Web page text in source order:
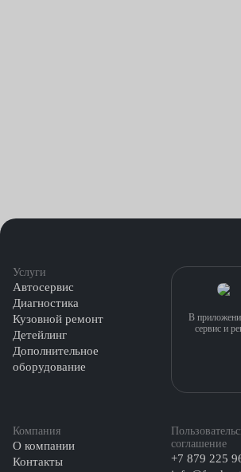
Услуги
Автосервис
Диагностика
Кузовной ремонт
Детейлинг
Дополнительное
оборудование
Компания
О компании
Контакты
соглашение
+7 879 225
В
сервис и